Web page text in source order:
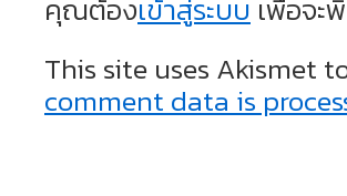
คุณต้องเข้าสู่ระบบ เพื่อจะ
This site uses Akismet
comment data is